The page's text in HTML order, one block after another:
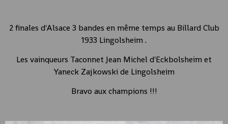
2 finales d'Alsace 3 bandes en même temps au Billard Club
1933 Lingolsheim .
Les vainqueurs Taconnet Jean Michel d'Eckbolsheim et
Yaneck Zajkowski de Lingolsheim
Bravo aux champions !!!